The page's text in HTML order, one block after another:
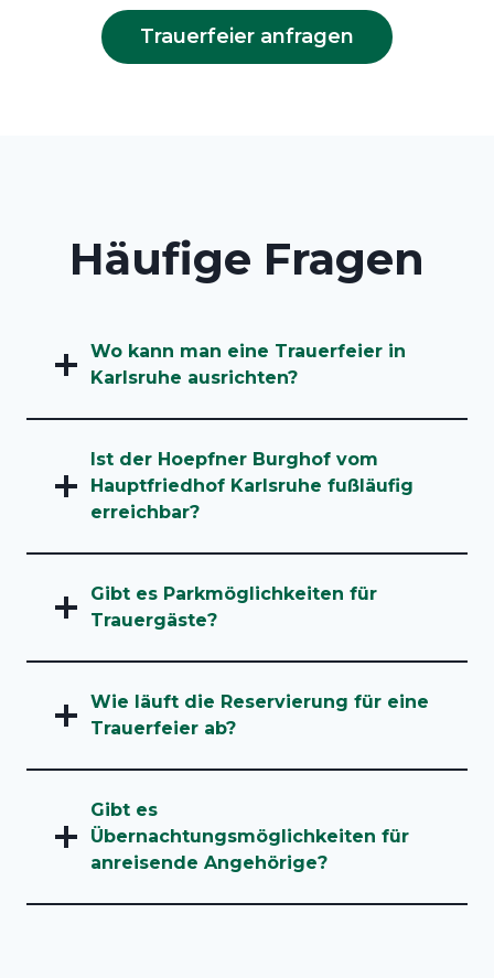
Trauerfeier anfragen
Häufige Fragen
Wo kann man eine Trauerfeier in
Karlsruhe ausrichten?
Ist der Hoepfner Burghof vom
Hauptfriedhof Karlsruhe fußläufig
erreichbar?
Gibt es Parkmöglichkeiten für
Trauergäste?
Wie läuft die Reservierung für eine
Trauerfeier ab?
Gibt es
Übernachtungsmöglichkeiten für
anreisende Angehörige?